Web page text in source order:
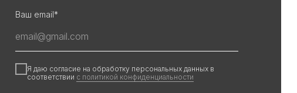
Ваш email*
Я даю согласие на обработку персональных данных в
соответствии с политикой конфиденциальности